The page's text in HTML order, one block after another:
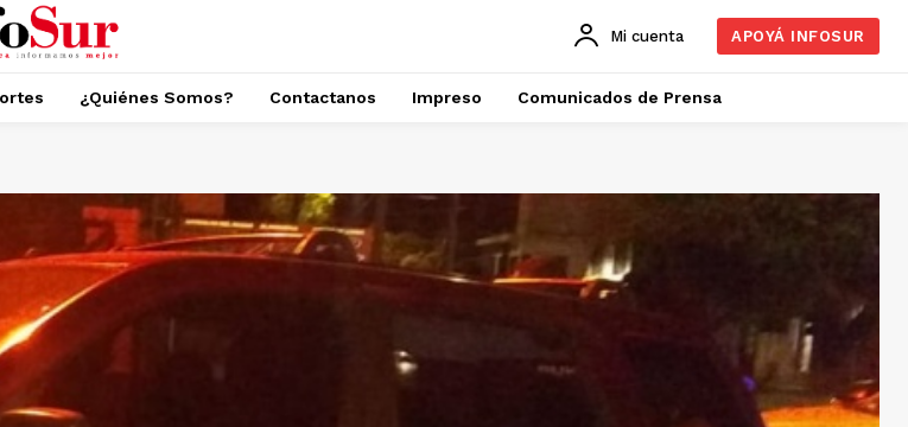
Mi cuenta APOYÁ INFOSUR
¿Quiénes Somos? Contactanos Impreso Comunicados de Prensa